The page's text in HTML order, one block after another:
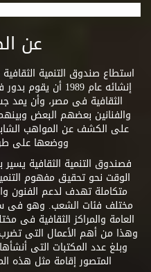
عن
استطاع صندوق التنمية
إنشائه عام 1989
الثقافية فى مصر، وأن يمد
والفنانين بعضهم البعض
على الكشف عن المواهب
ووضعها على
فصندوق التنمية الثقافية
الوقت نحو تحقيق مفهوم
متكاملة تهدف لدعم الفنون
مختلف فئات الشعب. وهو فى
العامة والمراكز الثقافية فى
وهذا من أهم الأعمال التى
وبلغ عدد المكتبات التى
المتصور إقامة مثل هذه